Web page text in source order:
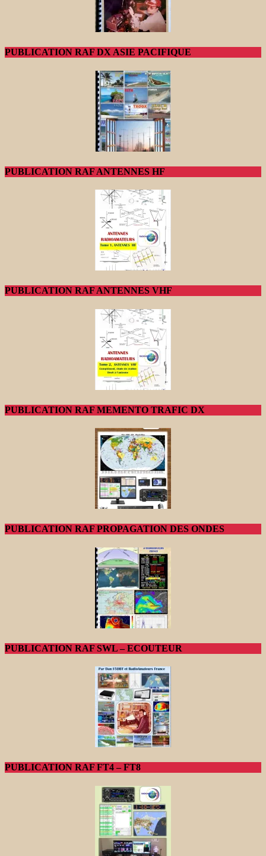
PUBLICATION RAF DX ASIE PACIFIQUE
PUBLICATION RAF ANTENNES HF
PUBLICATION RAF ANTENNES VHF
PUBLICATION RAF MEMENTO TRAFIC DX
PUBLICATION RAF PROPAGATION DES ONDES
PUBLICATION RAF SWL – ECOUTEUR
PUBLICATION RAF FT4 – FT8